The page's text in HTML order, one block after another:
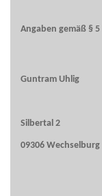
Angaben gemäß § 5
Guntram Uhlig
Silbertal 2
09306 Wechselburg